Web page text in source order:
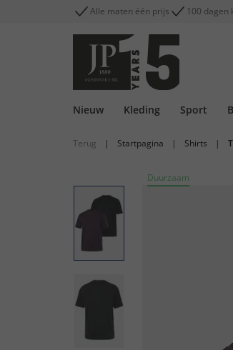
Alle maten één prijs 100 dagen
Nieuw Kleding Sport
Terug | Startpagina | Shirts |
Duurzaam